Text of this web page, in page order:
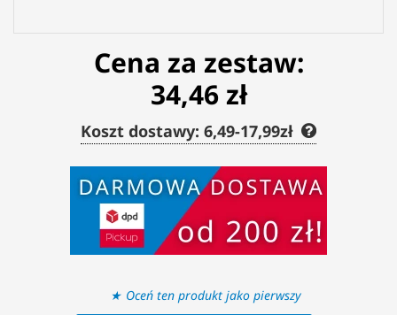
Cena za zestaw:
34,46 zł
Koszt dostawy: 6,49-17,99zł
Oceń ten produkt jako pierwszy